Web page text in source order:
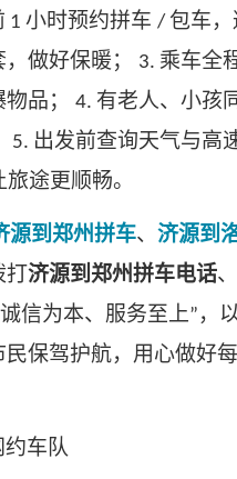
1 小时预约拼车 / 包车
做好保暖；
3. 乘车全
品； 4. 有老人、小孩
5. 出发前查询天气与高
旅途更顺畅。
源到郑州拼车、 济源到
打济源到郑州拼车电话、
诚信为本、服务至上” ，
保驾护航，用心做好
车队